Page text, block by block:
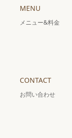
MENU
メニュー&料金
CONTACT
お問い合わせ